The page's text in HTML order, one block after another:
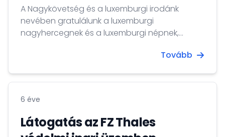
A Nagykövetség és a luxemburgi irodánk
nevében gratulálunk a luxemburgi
nagyhercegnek és a luxemburgi népnek,
Tovább
6 éve
Látogatás az FZ Thales